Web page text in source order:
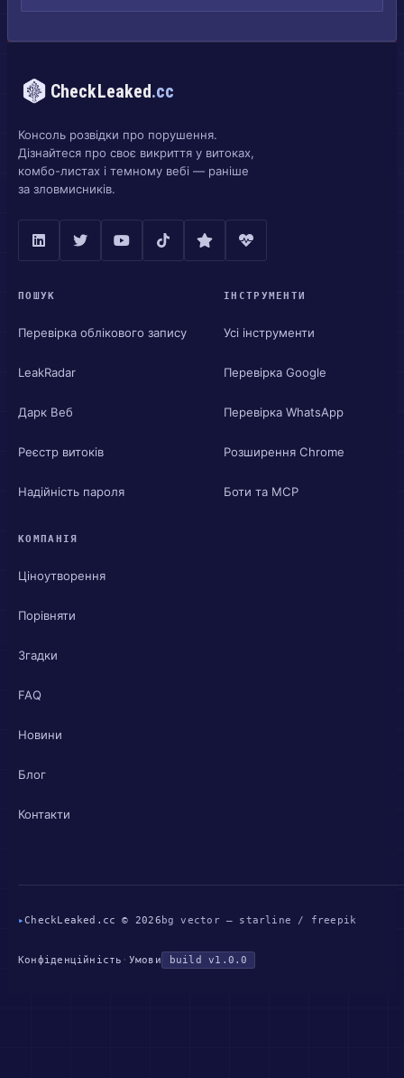
CheckLeaked.cc
Консоль розвідки про порушення.
Дізнайтеся про своє викриття у витоках,
комбо-листах і темному вебі — раніше
за зловмисників.
ПОШУК
Перевірка облікового запису
LeakRadar
Дарк Веб
Реєстр витоків
Надійність пароля
ІНСТРУМЕНТИ
Усі інструменти
Перевірка Google
Перевірка WhatsApp
Розширення Chrome
Боти та MCP
КОМПАНІЯ
Ціноутворення
Порівняти
Згадки
FAQ
Новини
Блог
Контакти
▸CheckLeaked.cc © 2026 bg vector — starline / freepik
Конфіденційність · Умови build v1.0.0